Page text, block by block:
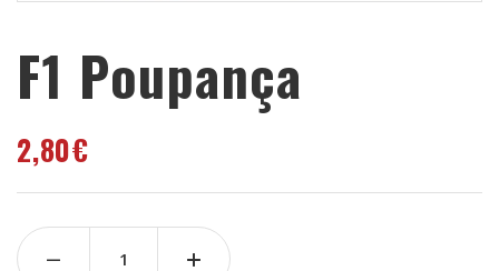
F1 Poupança
2,80€